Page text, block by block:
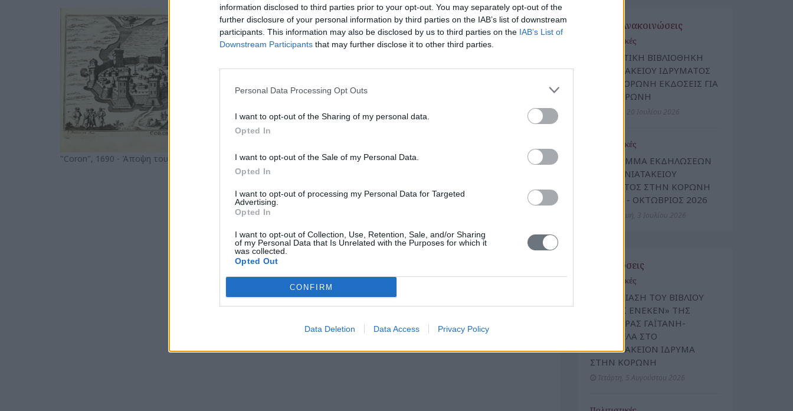
information disclosed to third parties prior to your opt-out. You may separately opt-out of the
further disclosure of your personal information by third parties on the IAB’s list of downstream
participants. This information may also be disclosed by us to third parties on the IAB’s List of
Downstream Participants that may further disclose it to other third parties.
Personal Data Processing Opt Outs
I want to opt-out of the Sharing of my personal data.
Opted In
I want to opt-out of the Sale of my Personal Data.
Opted In
I want to opt-out of processing my Personal Data for Targeted
Advertising.
Opted In
I want to opt-out of Collection, Use, Retention, Sale, and/or Sharing
of my Personal Data that Is Unrelated with the Purposes for which it
was collected.
Opted Out
CONFIRM
Data Deletion Data Access Privacy Policy
"Coron", 1690 - Άποψη του κάστρου της Κορώνης
Νέα & Ανακοινώσεις
Πολιτιστικές
ΔΑΝΕΙΣΤΙΚΗ ΒΙΒΛΙΟΘΗΚΗ
ΜΑΝΙΑΤΑΚΕΙΟΥ ΙΔΡΥΜΑΤΟΣ
ΣΤΗΝ ΚΟΡΩΝΗ ΕΚΔΟΣΕΙΣ ΓΙΑ
ΤΗΝ ΚΟΡΩΝΗ
Πολιτιστικές
ΠΡΟΓΡΑΜΜΑ ΕΚΔΗΛΩΣΕΩΝ
ΤΟΥ ΜΑΝΙΑΤΑΚΕΙΟΥ
ΙΔΡΥΜΑΤΟΣ ΣΤΗΝ ΚΟΡΩΝΗ
ΙΟΥΛΙΟΣ - ΟΚΤΩΒΡΙΟΣ 2026
Εκδηλώσεις
Πολιτιστικές
ΠΑΡΟΥΣΙΑΣΗ ΤΟΥ ΒΙΒΛΙΟΥ
«ΠΑΝΟΣ ΕΝΕΚΕΝ» ΤΗΣ
ΔΗΜΗΤΡΑΣ ΓΑΪΤΑΝΗ-
ΣΥΡΕΓΓΕΛΑ ΣΤΟ
ΜΑΝΙΑΤΑΚΕΙΟΝ ΙΔΡΥΜΑ
ΣΤΗΝ ΚΟΡΩΝΗ